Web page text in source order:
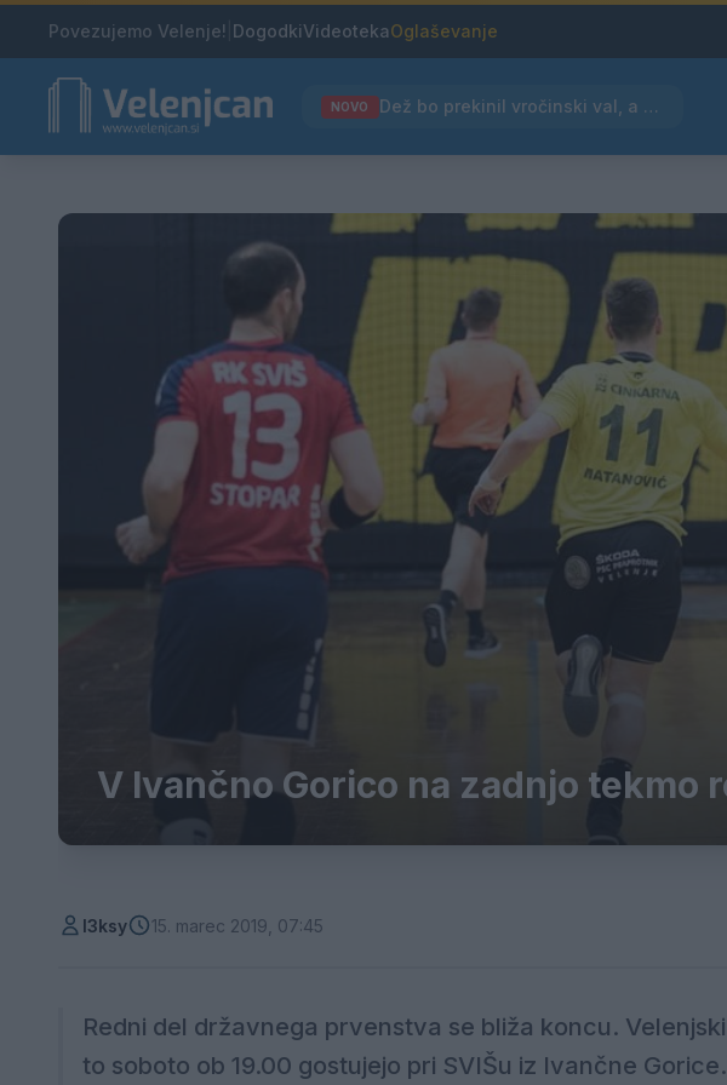
Povezujemo Velenje! DogodkiVideotekaOglaševanje
NOVO Dež bo prekinil vročinski val, a le za kratek čas
V Ivančno Gorico na zadnjo tekmo
l3ksy 15. marec 2019, 07:45
Redni del državnega prvenstva se bliža koncu.
to soboto ob 19.00 gostujejo pri SVIŠu iz Ivančne